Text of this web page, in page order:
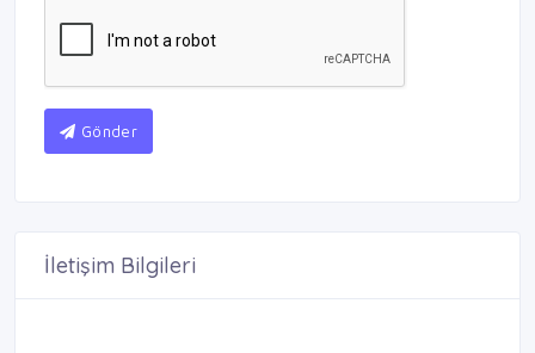
Gönder
İletişim Bilgileri